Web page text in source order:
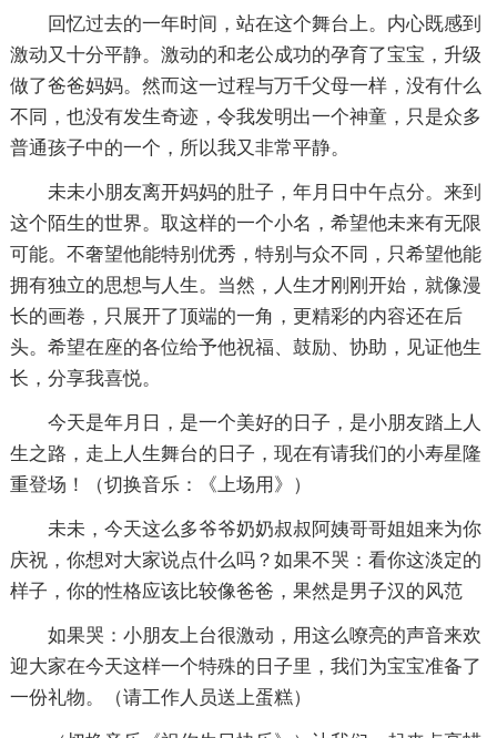
回忆过去的一年时间，站在这个舞台上。内心既感到
激动又十分平静。激动的和老公成功的孕育了宝宝，升级
做了爸爸妈妈。然而这一过程与万千父母一样，没有什么
不同，也没有发生奇迹，令我发明出一个神童，只是众多
普通孩子中的一个，所以我又非常平静。
未未小朋友离开妈妈的肚子，年月日中午点分。来到
这个陌生的世界。取这样的一个小名，希望他未来有无限
可能。不奢望他能特别优秀，特别与众不同，只希望他能
拥有独立的思想与人生。当然，人生才刚刚开始，就像漫
长的画卷，只展开了顶端的一角，更精彩的内容还在后
头。希望在座的各位给予他祝福、鼓励、协助，见证他生
长，分享我喜悦。
今天是年月日，是一个美好的日子，是小朋友踏上人
生之路，走上人生舞台的日子，现在有请我们的小寿星隆
重登场！（切换音乐：《上场用》）
未未，今天这么多爷爷奶奶叔叔阿姨哥哥姐姐来为你
庆祝，你想对大家说点什么吗？如果不哭：看你这淡定的
样子，你的性格应该比较像爸爸，果然是男子汉的风范
如果哭：小朋友上台很激动，用这么嘹亮的声音来欢
迎大家在今天这样一个特殊的日子里，我们为宝宝准备了
一份礼物。（请工作人员送上蛋糕）